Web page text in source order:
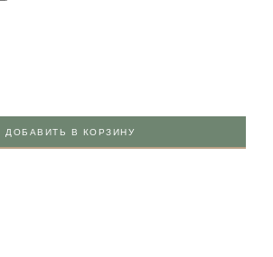
ДОБАВИТЬ В КОРЗИНУ